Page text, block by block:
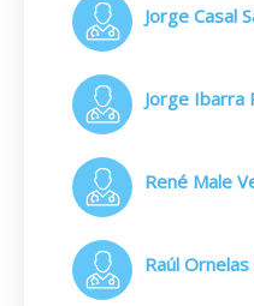
Jorge Casal
Jorge Ibarra
René Male
Raúl